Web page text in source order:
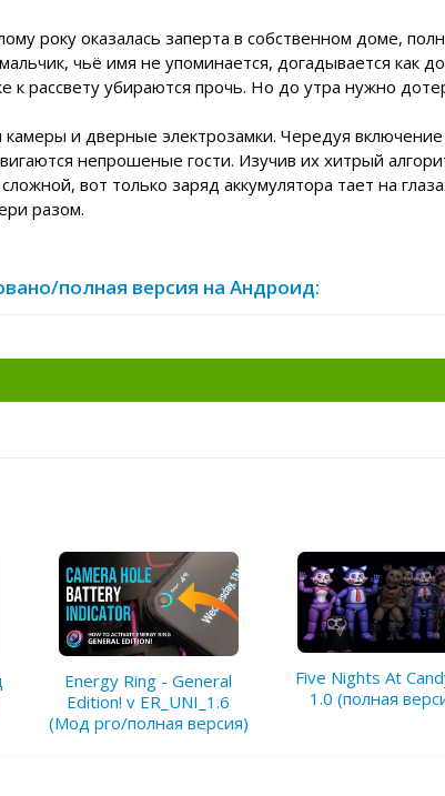
року оказалась заперта в собственном доме,
чьё имя не упоминается, догадывается как
к рассвету убираются прочь. Но до утра нужно
и дверные электрозамки. Чередуя
непрошеные гости. Изучив их хитрый
вот только заряд аккумулятора тает на
разом.
полная версия на Андроид:
Energy Ring - General
Edition! v ER_UNI_1.6
(Мод pro/полная версия)
Five Nights At
1.0 (полная